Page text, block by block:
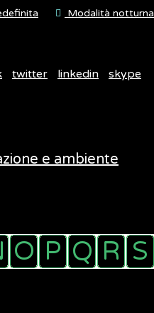
Modalità notturna
twitter linkedin skype
e ambiente